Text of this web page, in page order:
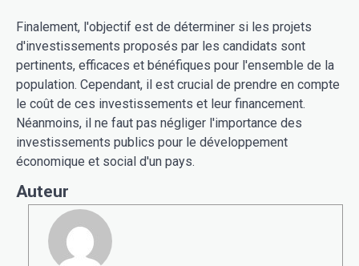
Finalement, l'objectif est de déterminer si les projets
d'investissements proposés par les candidats sont
pertinents, efficaces et bénéfiques pour l'ensemble de la
population. Cependant, il est crucial de prendre en compte
le coût de ces investissements et leur financement.
Néanmoins, il ne faut pas négliger l'importance des
investissements publics pour le développement
économique et social d'un pays.
Auteur